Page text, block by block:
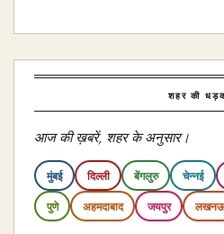
शहर की
आज की ख़बरें, शहर के अनुसार।
मुंबई दिल्ली बेंगलुरु चेन्नई
पुणे अहमदाबाद जयपुर